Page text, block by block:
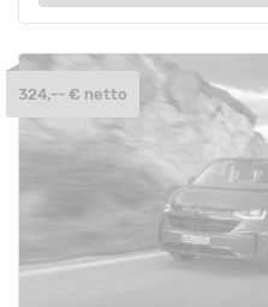
324,-- € netto